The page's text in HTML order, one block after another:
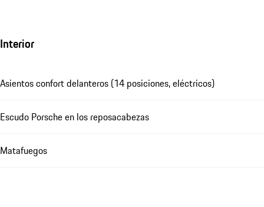
Interior
Asientos confort delanteros (14 posiciones, eléctricos)
Escudo Porsche en los reposacabezas
Matafuegos